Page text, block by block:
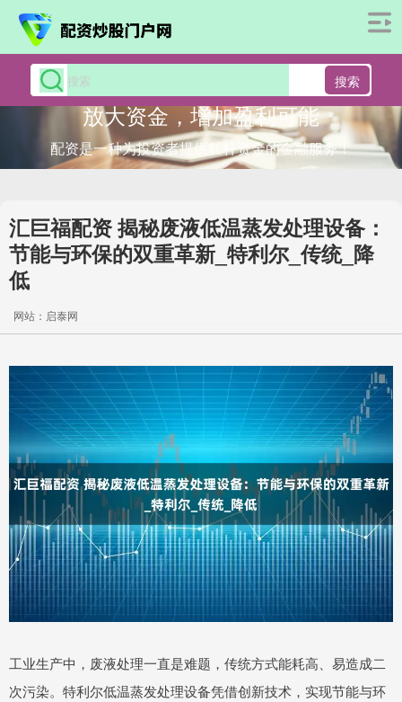
搜索
放大资金，增加盈利可能
配资是一种为投资者提供杠杆资金的金融服务！
汇巨福配资 揭秘废液低温蒸发处理设备：
节能与环保的双重革新_特利尔_传统_降
低
网站：启泰网
工业生产中，废液处理一直是难题，传统方式能耗高、易造成二
次污染。特利尔低温蒸发处理设备凭借创新技术，实现节能与环